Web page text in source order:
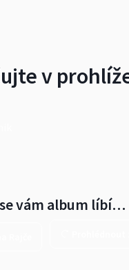
v
vám album líbí…